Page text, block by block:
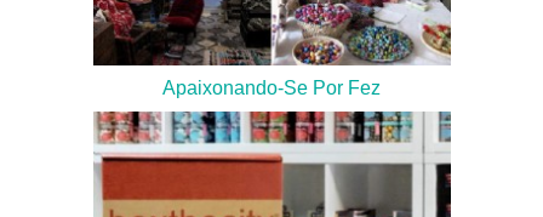
Apaixonando-Se Por Fez